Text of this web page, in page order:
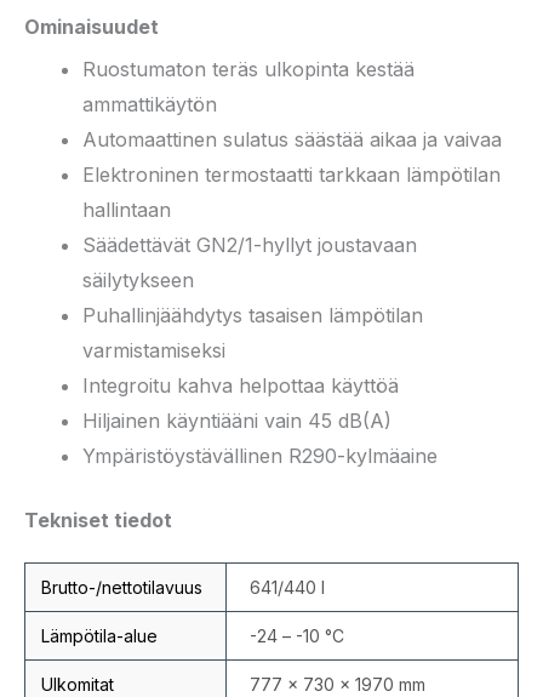
Ominaisuudet
Ruostumaton teräs ulkopinta kestää
ammattikäytön
Automaattinen sulatus säästää aikaa ja vaivaa
Elektroninen termostaatti tarkkaan lämpötilan
hallintaan
Säädettävät GN2/1-hyllyt joustavaan
säilytykseen
Puhallinjäähdytys tasaisen lämpötilan
varmistamiseksi
Integroitu kahva helpottaa käyttöä
Hiljainen käyntiääni vain 45 dB(A)
Ympäristöystävällinen R290-kylmäaine
Tekniset tiedot
Brutto-/nettotilavuus 641/440 l
Lämpötila-alue -24 – -10 °C
Ulkomitat 777 × 730 × 1970 mm